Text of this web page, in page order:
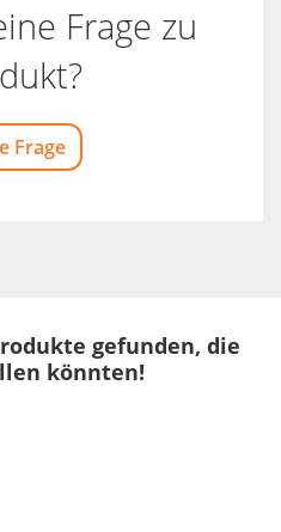
Frage zu
Frage
gefunden, die
könnten!